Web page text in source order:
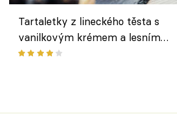
Tartaletky z lineckého těsta s
vanilkovým krémem a lesním
ovocem podle Bread Society